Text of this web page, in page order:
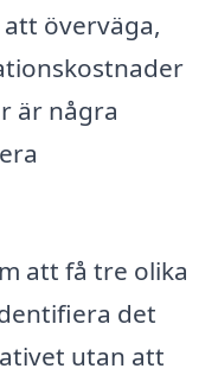
överväga,
är några
att få tre olika
det
utan att